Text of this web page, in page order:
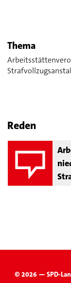
Thema
Reden
© 2026 — SPD-